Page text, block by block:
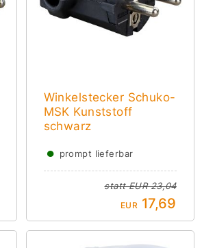
Winkelstecker Schuko-
MSK Kunststoff
schwarz
● prompt lieferbar
stattEUR 23,04
EUR 17,69